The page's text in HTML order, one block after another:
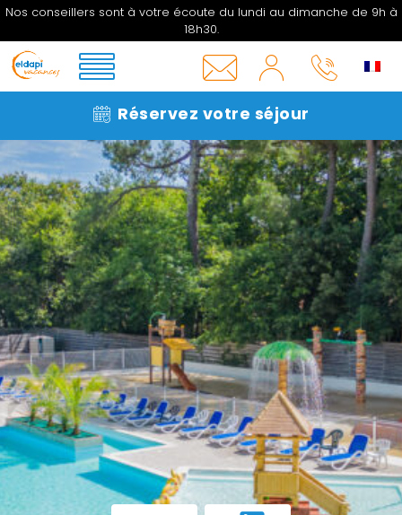
Nos conseillers sont à votre écoute du lundi au dimanche de 9h à
18h30.
INFOS
&
05 33
06 27
MON
COMPTE
Réservez votre séjour